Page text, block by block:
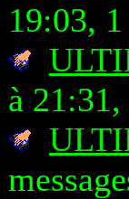
19:03, 1
à 21:31,